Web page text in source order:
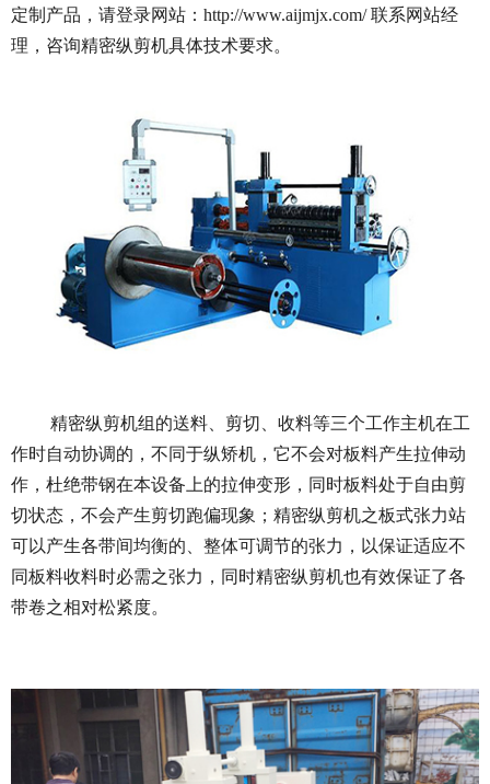
定制产品，请登录网站：http://www.aijmjx.com/ 联系网站经
理，咨询精密纵剪机具体技术要求。
精密纵剪机组的送料、剪切、收料等三个工作主机在工
作时自动协调的，不同于纵矫机，它不会对板料产生拉伸动
作，杜绝带钢在本设备上的拉伸变形，同时板料处于自由剪
切状态，不会产生剪切跑偏现象；精密纵剪机之板式张力站
可以产生各带间均衡的、整体可调节的张力，以保证适应不
同板料收料时必需之张力，同时精密纵剪机也有效保证了各
带卷之相对松紧度。